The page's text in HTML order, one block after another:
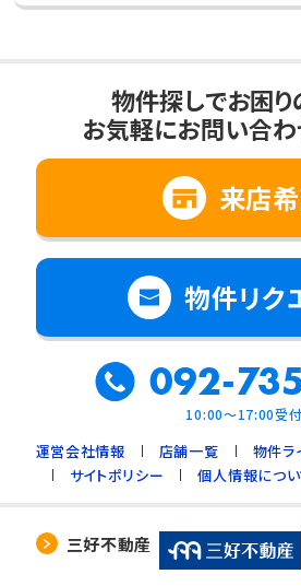
物件探しでお困り
お気軽にお問い合わ
来店
物件リク
092-
10:00～17:00受付
運営会社情報 店舗一覧
物件ラ
サイトポリシー
個人情報につ
三好不動産